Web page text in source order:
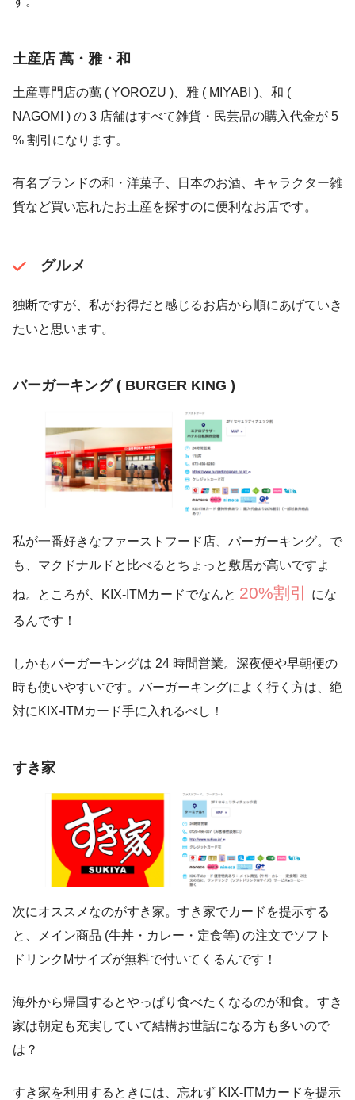
土産店 萬・雅・和
土産専門店の萬 ( YOROZU )、雅 ( MIYABI )、和 (
NAGOMI ) の 3 店舗はすべて雑貨・民芸品の購入代金が 5
% 割引になります。
有名ブランドの和・洋菓子、日本のお酒、キャラクター雑
貨など買い忘れたお土産を探すのに便利なお店です。
グルメ
独断ですが、私がお得だと感じるお店から順にあげていき
たいと思います。
バーガーキング ( BURGER KING )
私が一番好きなファーストフード店、バーガーキング。で
も、マクドナルドと比べるとちょっと敷居が高いですよ
ね。ところが、KIX-ITMカードでなんと 20%割引
にな
るんです！
しかもバーガーキングは 24 時間営業。深夜便や早朝便の
時も使いやすいです。バーガーキングによく行く方は、絶
対にKIX-ITMカード手に入れるべし！
すき家
次にオススメなのがすき家。すき家でカードを提示する
と、メイン商品 (牛丼・カレー・定食等) の注文でソフト
ドリンクMサイズが無料で付いてくるんです！
海外から帰国するとやっぱり食べたくなるのが和食。すき
家は朝定も充実していて結構お世話になる方も多いので
は？
すき家を利用するときには、忘れず KIX-ITMカードを提示